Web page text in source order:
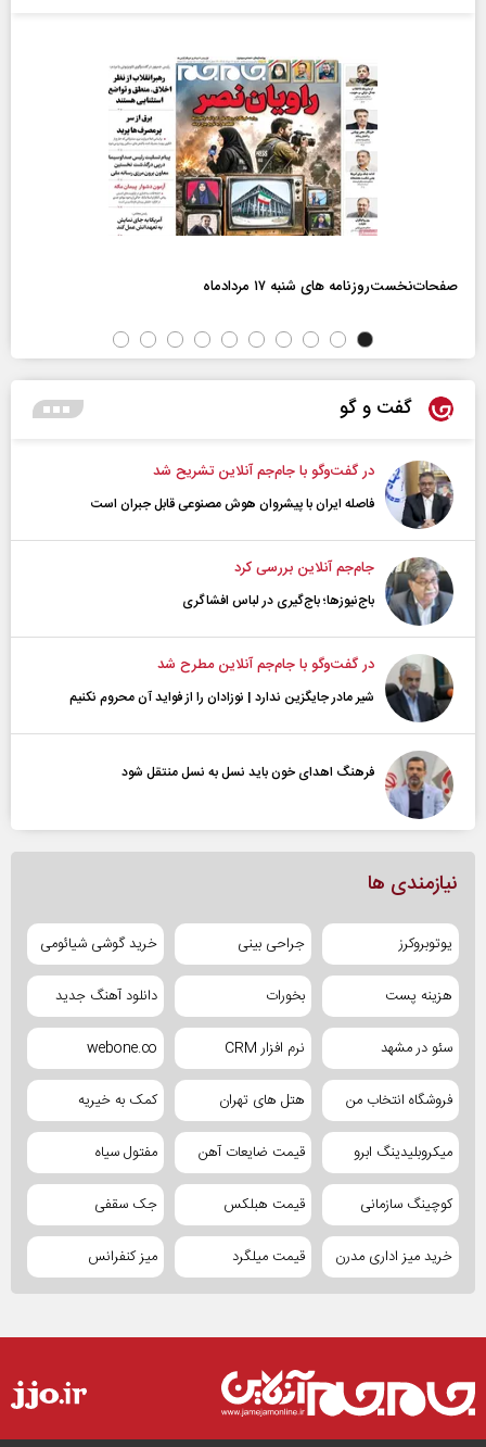
صفحات‌نخست‌روزنامه ها‌ی شنبه ۱۷ مردادماه
گفت و گو
در گفت‌و‌گو با جام‌جم آنلاین تشریح شد
فاصله ایران با پیشرو‌ان هوش مصنوعی قابل جبران است
جام‌جم آنلاین بررسی کرد
باج‌نیوزها؛ باج‌گیری در لباس افشاگری
در گفت‌و‌گو با جام‌جم آنلاین مطرح شد
شیر مادر جایگزین ندارد | نوزادان را از فواید آن محروم نکنیم
فرهنگ اهدای خون باید نسل به نسل منتقل شود
نیازمندی ها
یوتوبروکرز جراحی بینی خرید گوشی شیائومی
هزینه پست بخورات دانلود آهنگ جدید
سئو در مشهد نرم افزار CRM webone.co
فروشگاه انتخاب من هتل های تهران کمک به خیریه
میکروبلیدینگ ابرو قیمت ضایعات آهن مفتول سیاه
کوچینگ سازمانی قیمت هبلکس جک سقفی
خرید میز اداری مدرن قیمت میلگرد میز کنفرانس